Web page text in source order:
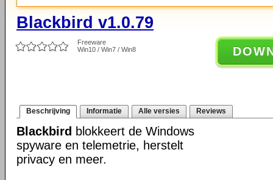
Blackbird v1.0.79
Freeware
Win10 / Win7 / Win8
Beschrijving Informatie Alle versies Reviews
Blackbird blokkeert de Windows
spyware en telemetrie, herstelt
privacy en meer.